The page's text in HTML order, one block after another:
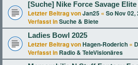
[Suche] Nike Force Savage Elite
Letzter Beitrag vonJan25 « So Nov 02,
Verfasst inSuche & Biete
Ladies Bowl 2025
Letzter Beitrag vonHagen-Roderich «
Verfasst in Radio & TeleVisionäres